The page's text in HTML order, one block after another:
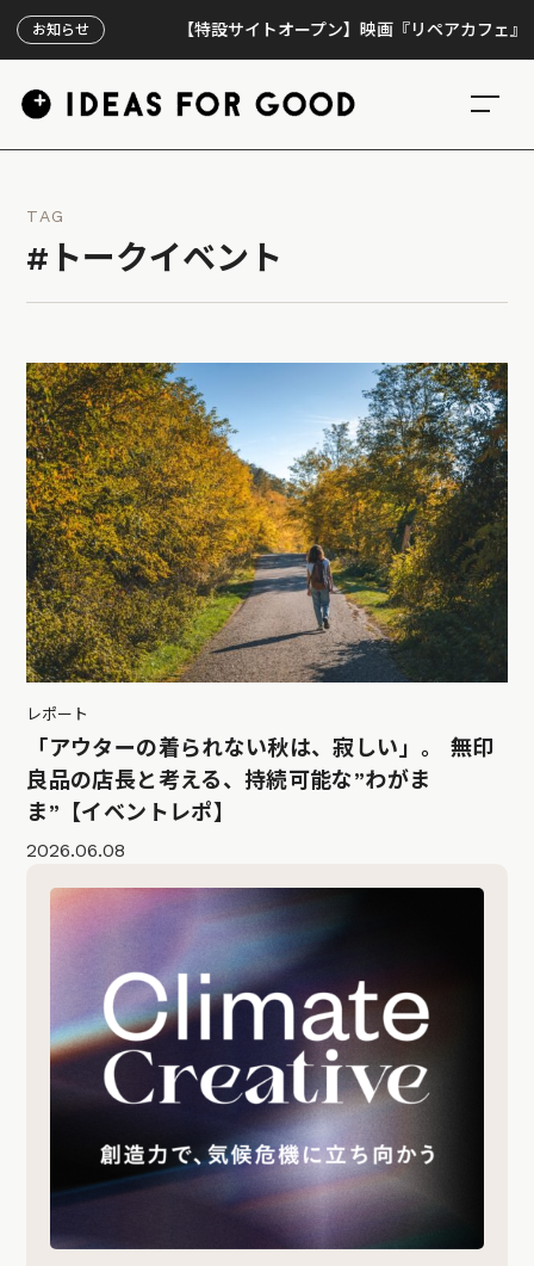
お知らせ 【特設サイトオープン】映画『リペアカフェ』、上
TAG
#トークイベント
レポート
「アウターの着られない秋は、寂しい」。 無印
良品の店長と考える、持続可能な”わがま
ま”【イベントレポ】
2026.06.08